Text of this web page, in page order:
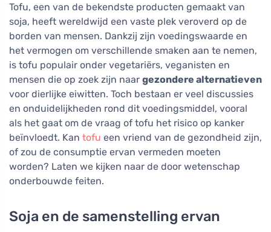
Tofu, een van de bekendste producten gemaakt van
soja, heeft wereldwijd een vaste plek veroverd op de
borden van mensen. Dankzij zijn voedingswaarde en
het vermogen om verschillende smaken aan te nemen,
is tofu populair onder vegetariërs, veganisten en
mensen die op zoek zijn naar gezondere alternatieven
voor dierlijke eiwitten. Toch bestaan er veel discussies
en onduidelijkheden rond dit voedingsmiddel, vooral
als het gaat om de vraag of tofu het risico op kanker
beïnvloedt. Kan tofu een vriend van de gezondheid zijn,
of zou de consumptie ervan vermeden moeten
worden? Laten we kijken naar de door wetenschap
onderbouwde feiten.
Soja en de samenstelling ervan